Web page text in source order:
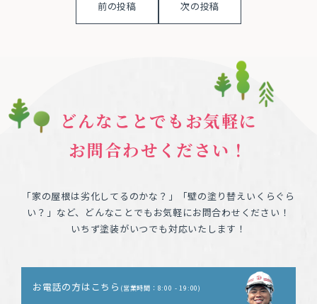
前の投稿 次の投稿
どんなことでもお気軽に
お問合わせください！
「家の屋根は劣化してるのかな？」「壁の塗り替えいくらぐら
い？」など、どんなことでもお気軽にお問合わせください！
いちず塗装がいつでも対応いたします！
お電話の方はこちら (営業時間：8:00 - 19:00)